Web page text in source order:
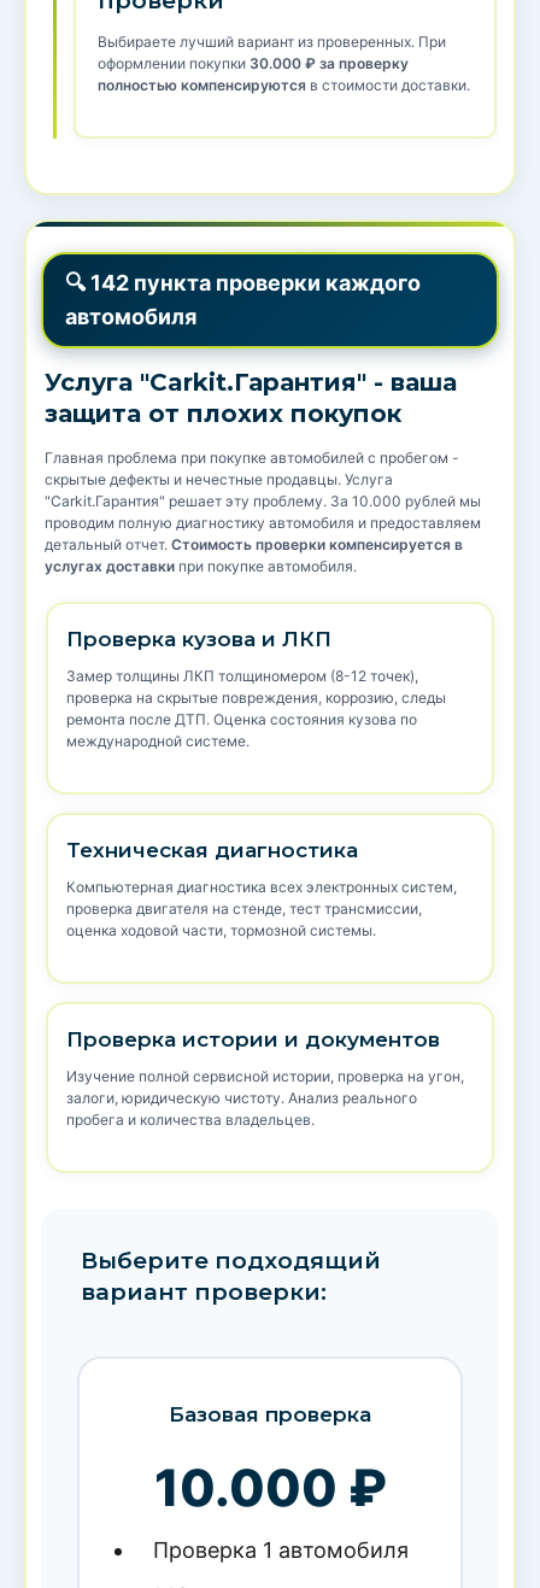
Выбираете лучший вариант из проверенных. При
оформлении покупки 30.000 ₽ за проверку
полностью компенсируются в стоимости доставки.
🔍 142 пункта проверки каждого
автомобиля
Услуга "Carkit.Гарантия" - ваша
защита от плохих покупок
Главная проблема при покупке автомобилей с пробегом -
скрытые дефекты и нечестные продавцы. Услуга
"Carkit.Гарантия" решает эту проблему. За 10.000 рублей мы
проводим полную диагностику автомобиля и предоставляем
детальный отчет. Стоимость проверки компенсируется в
услугах доставки при покупке автомобиля.
Проверка кузова и ЛКП
Замер толщины ЛКП толщиномером (8-12 точек),
проверка на скрытые повреждения, коррозию, следы
ремонта после ДТП. Оценка состояния кузова по
международной системе.
Техническая диагностика
Компьютерная диагностика всех электронных систем,
проверка двигателя на стенде, тест трансмиссии,
оценка ходовой части, тормозной системы.
Проверка истории и документов
Изучение полной сервисной истории, проверка на угон,
залоги, юридическую чистоту. Анализ реального
пробега и количества владельцев.
Выберите подходящий
вариант проверки:
Базовая проверка
10.000 ₽
Проверка 1 автомобиля